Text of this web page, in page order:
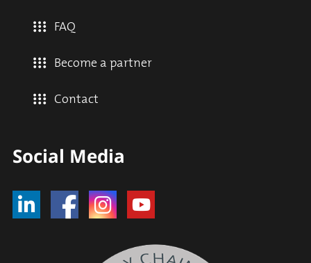
FAQ
Become a partner
Contact
Social Media